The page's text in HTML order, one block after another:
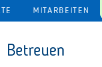
MITARBEITEN
Betreuen